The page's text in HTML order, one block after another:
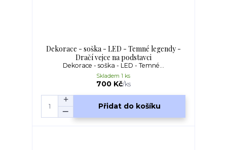
Dekorace - soška - LED - Temné legendy -
Dračí vejce na podstavci
Dekorace - soška - LED - Temné...
700 Kč/ks
Skladem 1 ks
Přidat do košíku